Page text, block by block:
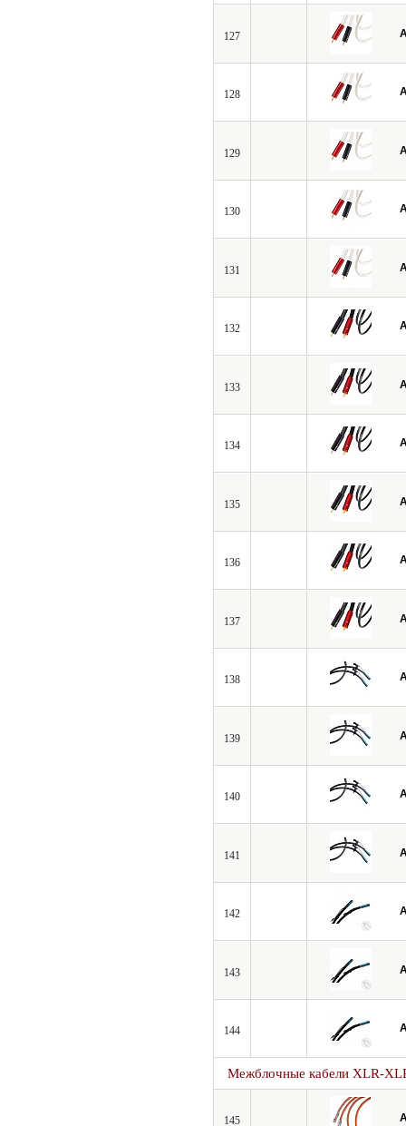
127
128
129
130
131
132
133
134
135
136
137
138
139
140
141
142
143
144
Межблочные кабели XLR-
145